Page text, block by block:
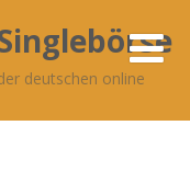
deutschen online